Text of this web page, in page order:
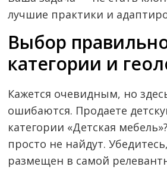
лучшие практики и
Выбор
категории и
Кажется очевидным, но
ошибаются. Продаете
категории «Детская
просто не найдут.
размещен в самой